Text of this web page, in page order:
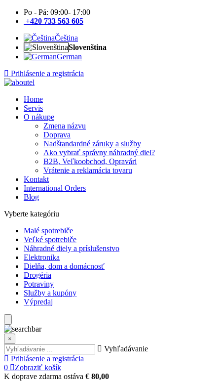
Po - Pá: 09:00- 17:00
+420 733 563 605
Čeština
Slovenština
German
Prihlásenie a registrácia
Home
Servis
O nákupe
Zmena názvu
Doprava
Nadštandardné záruky a služby
Ako vybrať správny náhradný diel?
B2B, Veľkoobchod, Opravári
Vrátenie a reklamácia tovaru
Kontakt
International Orders
Blog
Vyberte kategóriu
Malé spotrebiče
Veľké spotrebiče
Náhradné diely a príslušenstvo
Elektronika
Dielňa, dom a domácnosť
Drogéria
Potraviny
Služby a kupóny
Výpredaj
×
Vyhľadávanie
Prihlásenie a registrácia
0
Zobraziť košík
K doprave zdarma ostáva € 80,00